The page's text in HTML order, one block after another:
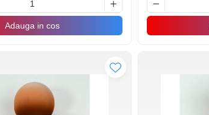
Adauga in cos